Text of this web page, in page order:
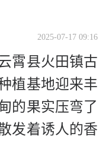
2025-07-17 09:16
霄县火田镇古
植基地迎来丰
的果实压弯了
发着诱人的香